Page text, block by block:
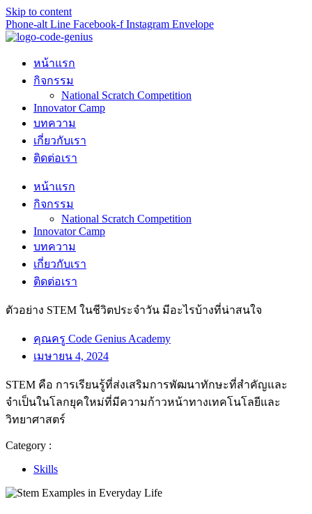
Skip to content
Phone-alt Line Facebook-f Instagram Envelope
หน้าแรก
กิจกรรม
National Scratch Competition
Innovator Camp
บทความ
เกี่ยวกับเรา
ติดต่อเรา
หน้าแรก
กิจกรรม
National Scratch Competition
Innovator Camp
บทความ
เกี่ยวกับเรา
ติดต่อเรา
ตัวอย่าง STEM ในชีวิตประจําวัน มีอะไรบ้างที่น่าสนใจ
คุณครู Code Genius Academy
เมษายน 4, 2024
STEM คือ การเรียนรู้ที่ส่งเสริมการพัฒนาทักษะที่สำคัญและ
จำเป็นในโลกยุคใหม่ที่มีความก้าวหน้าทางเทคโนโลยีและ
วิทยาศาสตร์
Category :
Skills